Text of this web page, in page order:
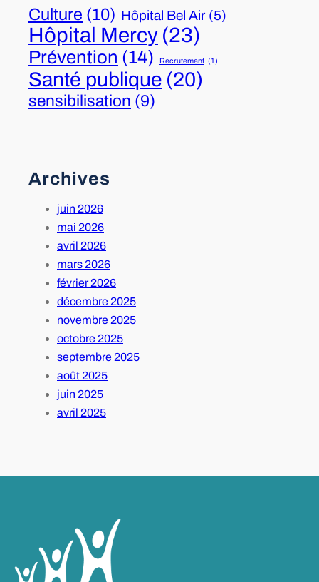
Culture (10) Hôpital Bel Air (5)
Hôpital Mercy (23)
Prévention (14) Recrutement (1)
Santé publique (20)
sensibilisation (9)
Archives
juin 2026
mai 2026
avril 2026
mars 2026
février 2026
décembre 2025
novembre 2025
octobre 2025
septembre 2025
août 2025
juin 2025
avril 2025